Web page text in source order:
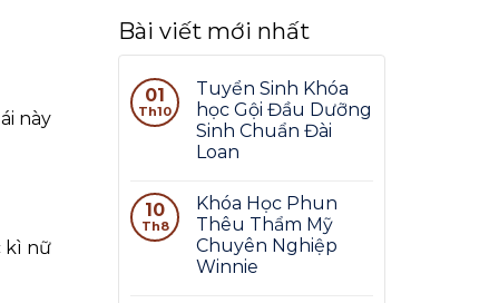
này
kì nữ
Bài viết mới nhất
01
Th10
Tuyển Sinh Khóa
học Gội Đầu Dưỡng
Sinh Chuẩn Đài
Loan
10
Th8
Khóa Học Phun
Thêu Thẩm Mỹ
Chuyên Nghiệp
Winnie